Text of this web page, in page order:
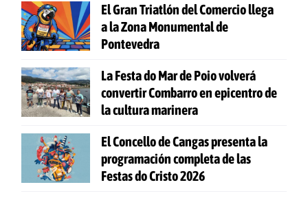
El Gran Triatlón del Comercio llega
a la Zona Monumental de
Pontevedra
La Festa do Mar de Poio volverá
convertir Combarro en epicentro de
la cultura marinera
El Concello de Cangas presenta la
programación completa de las
Festas do Cristo 2026